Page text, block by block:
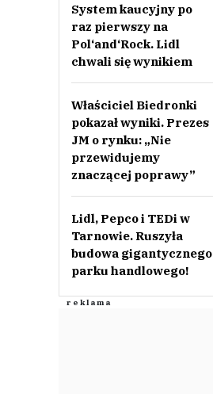
System kaucyjny po
raz pierwszy na
Pol‘and‘Rock. Lidl
chwali się wynikiem
Właściciel Biedronki
pokazał wyniki. Prezes
JM o rynku: „Nie
przewidujemy
znaczącej poprawy”
Lidl, Pepco i TEDi w
Tarnowie. Ruszyła
budowa gigantycznego
parku handlowego!